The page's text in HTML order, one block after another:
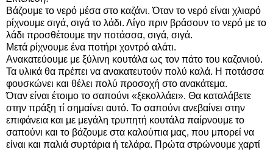
Βάζουμε το νερό μέσα στο καζάνι. Όταν το νερό είναι χλιαρό
ρίχνουμε σιγά, σιγά το λάδι. Λίγο πριν βράσουν το νερό με το
λάδι προσθέτουμε την ποτάσσα, σιγά, σιγά.
Μετά ρίχνουμε ένα ποτήρι χοντρό αλάτι.
Ανακατεύουμε με ξύλινη κουτάλα ως τον πάτο του καζανιού.
Τα υλικά θα πρέπει να ανακατευτούν πολύ καλά. Η ποτάσσα
φουσκώνει και θέλει πολύ προσοχή στο ανακάτεμα.
Όταν είναι έτοιμο το σαπούνι «ξεκολλάει». Θα καταλάβετε
στην πράξη τί σημαίνει αυτό. Το σαπούνι ανεβαίνει στην
επιφάνεια και με μεγάλη τρυπητή κουτάλα παίρνουμε το
σαπούνι και το βάζουμε στα καλούπια μας, που μπορεί να
είναι και παλιά συρτάρια ή τελάρα. Πρώτα στρώνουμε χαρτί